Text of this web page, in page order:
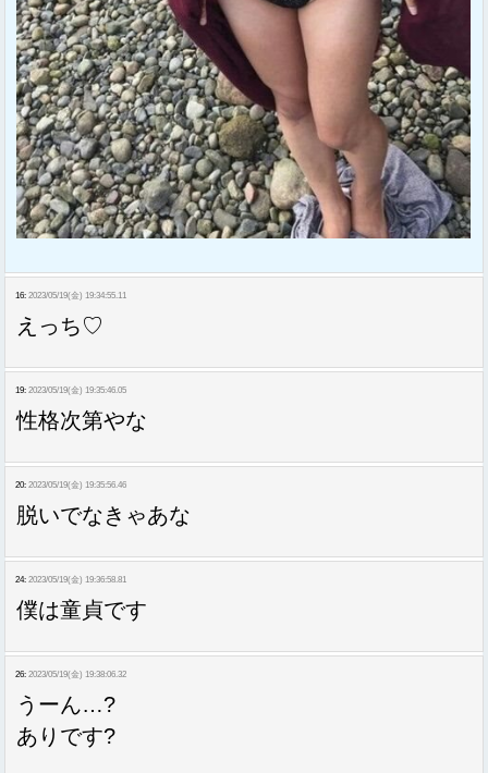
16: 2023/05/19(金) 19:34:55.11
えっち♡
19: 2023/05/19(金) 19:35:46.05
性格次第やな
20: 2023/05/19(金) 19:35:56.46
脱いでなきゃあな
24: 2023/05/19(金) 19:36:58.81
僕は童貞です
26: 2023/05/19(金) 19:38:06.32
うーん…?
ありです?